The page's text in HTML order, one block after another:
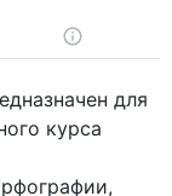
для
курса